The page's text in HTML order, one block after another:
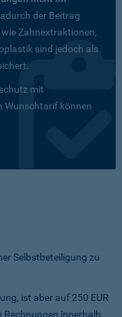
der Beitrag
Zahnextraktionen,
sind jedoch als
mit
Wunschtarif können
Selbstbeteiligung zu
ist aber auf 250 EUR
Rechnungen innerhalb